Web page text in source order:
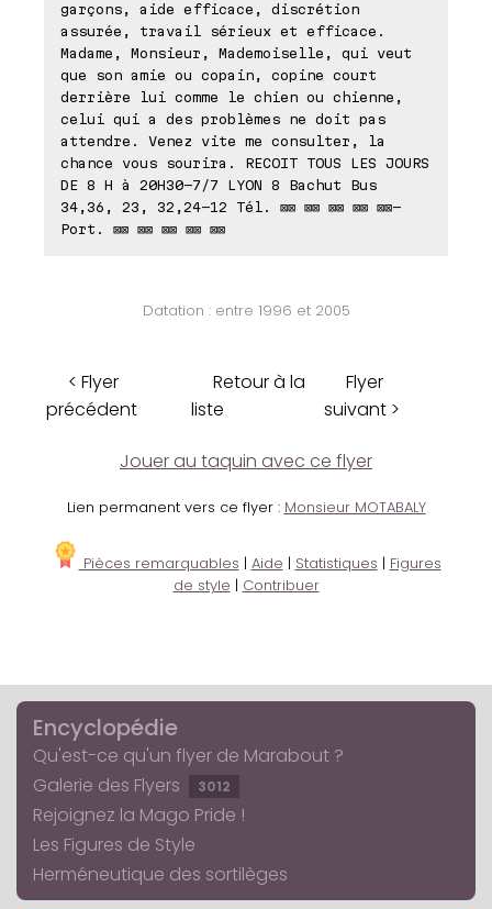
garçons, aide efficace, discrétion
assurée, travail sérieux et efficace.
Madame, Monsieur, Mademoiselle, qui veut
que son amie ou copain, copine court
derrière lui comme le chien ou chienne,
celui qui a des problèmes ne doit pas
attendre. Venez vite me consulter, la
chance vous sourira. RECOIT TOUS LES JOURS
DE 8 H à 20H30-7/7 LYON 8 Bachut Bus
34,36, 23, 32,24-12 Tél. ⊠⊠ ⊠⊠ ⊠⊠ ⊠⊠ ⊠⊠-
Port. ⊠⊠ ⊠⊠ ⊠⊠ ⊠⊠ ⊠⊠
Datation : entre 1996 et 2005
< Flyer
précédent
Retour à la
liste
Flyer
suivant >
Jouer au taquin avec ce flyer
Lien permanent vers ce flyer : Monsieur MOTABALY
Pièces remarquables | Aide | Statistiques | Figures
de style | Contribuer
Encyclopédie
Qu'est-ce qu'un flyer de Marabout ?
Galerie des Flyers
3012
Rejoignez la Mago Pride !
Les Figures de Style
Herméneutique des sortilèges